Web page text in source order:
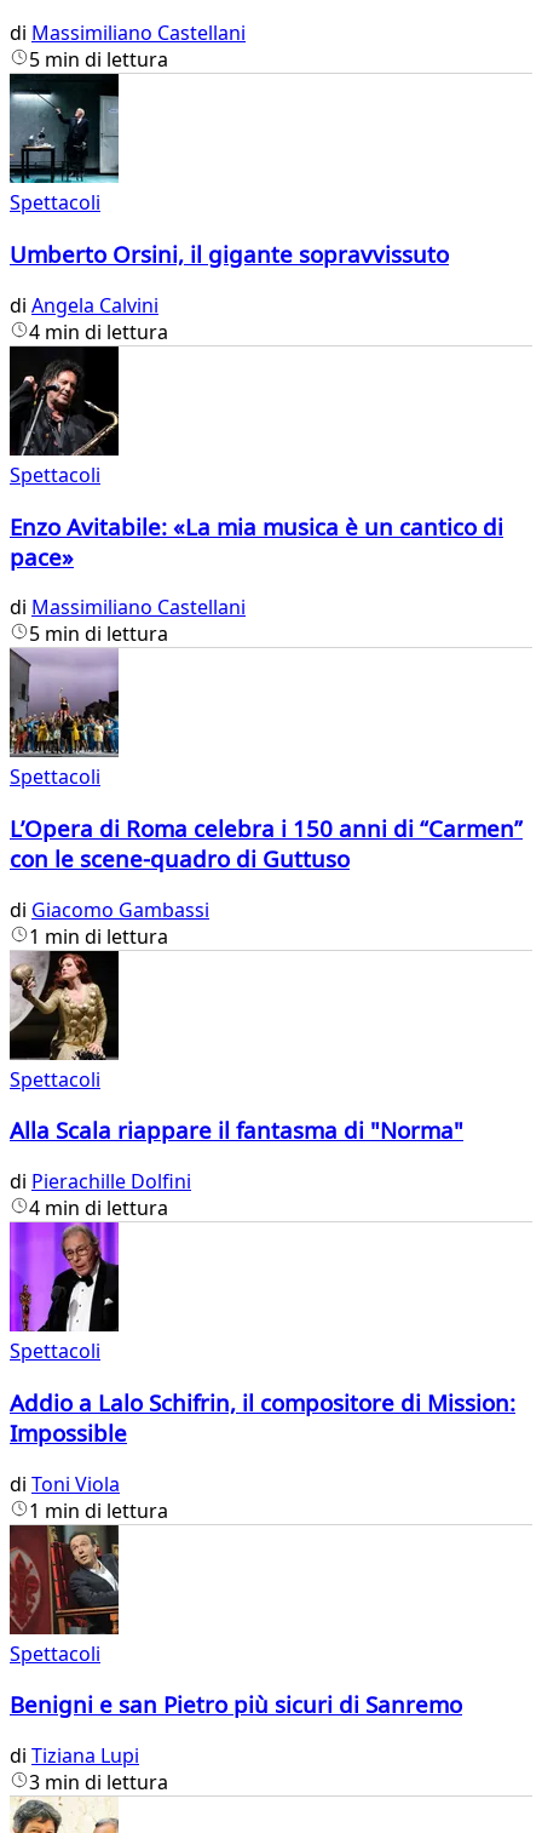
di Massimiliano Castellani
5 min di lettura
Spettacoli
Umberto Orsini, il gigante sopravvissuto
di Angela Calvini
4 min di lettura
Spettacoli
Enzo Avitabile: «La mia musica è un cantico di
pace»
di Massimiliano Castellani
5 min di lettura
Spettacoli
L’Opera di Roma celebra i 150 anni di “Carmen”
con le scene-quadro di Guttuso
di Giacomo Gambassi
1 min di lettura
Spettacoli
Alla Scala riappare il fantasma di "Norma"
di Pierachille Dolfini
4 min di lettura
Spettacoli
Addio a Lalo Schifrin, il compositore di Mission:
Impossible
di Toni Viola
1 min di lettura
Spettacoli
Benigni e san Pietro più sicuri di Sanremo
di Tiziana Lupi
3 min di lettura